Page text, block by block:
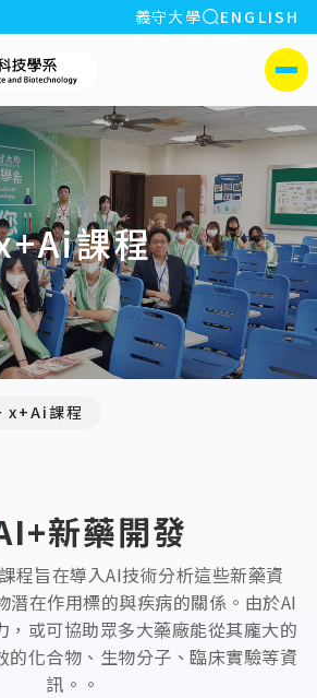
:::
義守大學 全站搜索
ENGLISH
義守大學醫學科學與生物
側選單
課程
x+Ai課程
新藥開發
程旨在導入AI技術分析這些新藥資
潛在作用標的與疾病的關係。由於AI
，或可協助眾多大藥廠能從其龐大的
的化合物、生物分子、臨床實驗等資
訊。。